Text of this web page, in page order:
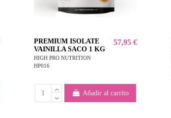
PREMIUM ISOLATE
VAINILLA SACO 1 KG
HIGH PRO NUTRITION
HP016
57,95 €
Añadir al carrito